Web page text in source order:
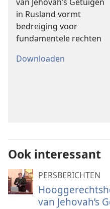
in Rusland vormt
bedreiging voor
fundamentele rechten
Downloaden
Ook interessant
PERSBERICHTEN
van Jehovah’s